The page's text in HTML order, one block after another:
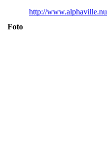
http://www.alphaville.nu
Foto